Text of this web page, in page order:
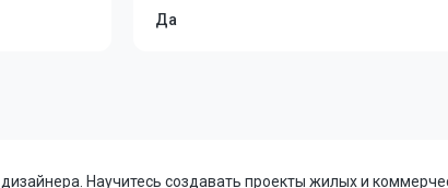
Да
Научитесь создавать проекты жилых и